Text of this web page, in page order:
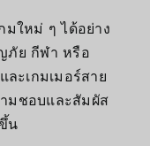
มใหม่ ๆ ได้อย่าง
ภัย กีฬา หรือ
ะเกมเมอร์สาย
มชอบและสัมผัส
น